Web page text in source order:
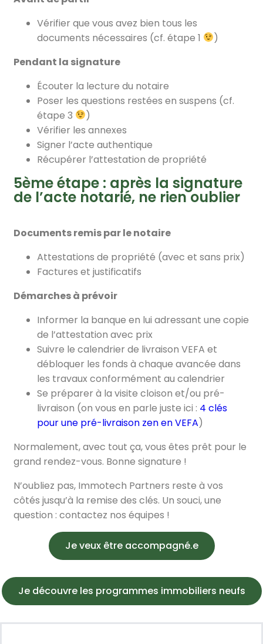
Vérifier que vous avez bien tous les
documents nécessaires (cf. étape 1
)
Pendant la signature
Écouter la lecture du notaire
Poser les questions restées en suspens (cf.
étape 3
)
Vérifier les annexes
Signer l’acte authentique
Récupérer l’attestation de propriété
5ème étape : après la signature
de l’acte notarié, ne rien oublier
Documents remis par le notaire
Attestations de propriété (avec et sans prix)
Factures et justificatifs
Démarches à prévoir
Informer la banque en lui adressant une copie
de l’attestation avec prix
Suivre le calendrier de livraison VEFA et
débloquer les fonds à chaque avancée dans
les travaux conformément au calendrier
Se préparer à la visite cloison et/ou pré-
livraison (on vous en parle juste ici : 4 clés
pour une pré-livraison zen en VEFA)
Normalement, avec tout ça, vous êtes prêt pour le
grand rendez-vous. Bonne signature !
N’oubliez pas, Immotech Partners reste à vos
côtés jusqu’à la remise des clés. Un souci, une
question : contactez nos équipes !
Je veux être accompagné.e
Je découvre les programmes immobiliers neufs